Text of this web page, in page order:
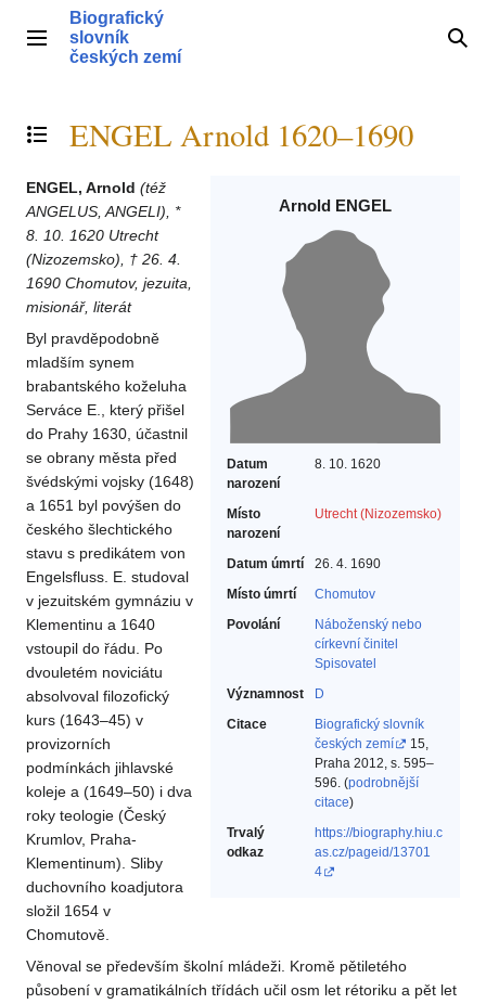
obsahHlavní menu
Biografický
slovník
českých zemí
Přepnout obsah
ENGEL Arnold 1620–1690
Arnold ENGEL
Datum
narození
8. 10. 1620
Místo
narození
Utrecht (Nizozemsko)
Datum úmrtí
26. 4. 1690
Místo úmrtí
Chomutov
Povolání
Náboženský nebo
církevní činitel‎
Spisovatel‎
Významnost
D
Citace
Biografický slovník
českých zemí
15,
Praha 2012, s. 595–
596. (podrobnější
citace)
Trvalý
odkaz
https://biography.hiu.c
as.cz/pageid/13701
4
ENGEL, Arnold (též
ANGELUS, ANGELI), *
8. 10. 1620 Utrecht
(Nizozemsko), † 26. 4.
1690 Chomutov, jezuita,
misionář, literát
Byl pravděpodobně
mladším synem
brabantského koželuha
Serváce E., který přišel
do Prahy 1630, účastnil
se obrany města před
švédskými vojsky (1648)
a 1651 byl povýšen do
českého šlechtického
stavu s predikátem von
Engelsfluss. E. studoval
v jezuitském gymnáziu v
Klementinu a 1640
vstoupil do řádu. Po
dvouletém noviciátu
absolvoval filozofický
kurs (1643–45) v
provizorních
podmínkách jihlavské
koleje a (1649–50) i dva
roky teologie (Český
Krumlov, Praha-
Klementinum). Sliby
duchovního koadjutora
složil 1654 v
Chomutově.
Věnoval se především školní mládeži. Kromě pětiletého
působení v gramatikálních třídách učil osm let rétoriku a pět let